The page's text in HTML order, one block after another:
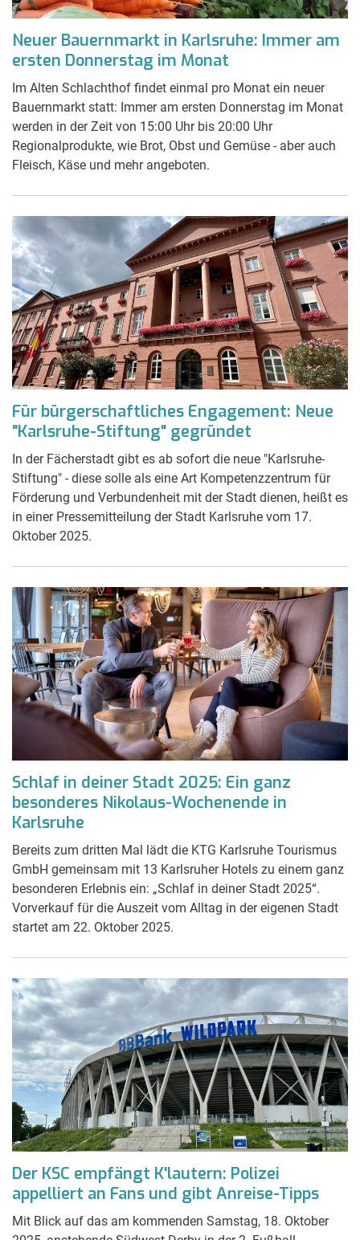
Neuer Bauernmarkt in Karlsruhe: Immer am
ersten Donnerstag im Monat
Im Alten Schlachthof findet einmal pro Monat ein neuer
Bauernmarkt statt: Immer am ersten Donnerstag im Monat
werden in der Zeit von 15:00 Uhr bis 20:00 Uhr
Regionalprodukte, wie Brot, Obst und Gemüse - aber auch
Fleisch, Käse und mehr angeboten.
Für bürgerschaftliches Engagement: Neue
"Karlsruhe-Stiftung" gegründet
In der Fächerstadt gibt es ab sofort die neue "Karlsruhe-
Stiftung" - diese solle als eine Art Kompetenzzentrum für
Förderung und Verbundenheit mit der Stadt dienen, heißt es
in einer Pressemitteilung der Stadt Karlsruhe vom 17.
Oktober 2025.
Schlaf in deiner Stadt 2025: Ein ganz
besonderes Nikolaus-Wochenende in
Karlsruhe
Bereits zum dritten Mal lädt die KTG Karlsruhe Tourismus
GmbH gemeinsam mit 13 Karlsruher Hotels zu einem ganz
besonderen Erlebnis ein: „Schlaf in deiner Stadt 2025“.
Vorverkauf für die Auszeit vom Alltag in der eigenen Stadt
startet am 22. Oktober 2025.
Der KSC empfängt K'lautern: Polizei
appelliert an Fans und gibt Anreise-Tipps
Mit Blick auf das am kommenden Samstag, 18. Oktober